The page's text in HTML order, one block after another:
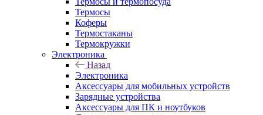
Термосы
Коферы
Термостаканы
Термокружки
Электроника
Назад
Электроника
Аксессуары для мобильных устройств
Зарядные устройства
Аксессуары для ПК и ноутбуков